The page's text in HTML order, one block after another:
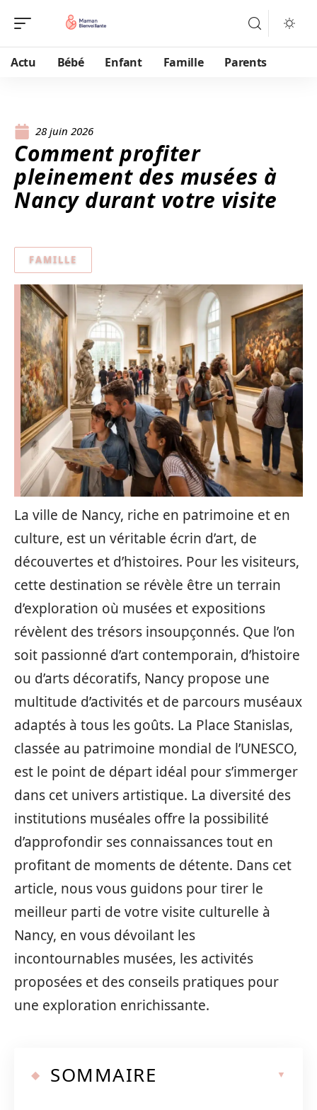
Actu Bébé Enfant Famille Parents
28 juin 2026
Comment profiter
pleinement des musées à
Nancy durant votre visite
FAMILLE
La ville de Nancy, riche en patrimoine et en
culture, est un véritable écrin d’art, de
découvertes et d’histoires. Pour les visiteurs,
cette destination se révèle être un terrain
d’exploration où musées et expositions
révèlent des trésors insoupçonnés. Que l’on
soit passionné d’art contemporain, d’histoire
ou d’arts décoratifs, Nancy propose une
multitude d’activités et de parcours muséaux
adaptés à tous les goûts. La Place Stanislas,
classée au patrimoine mondial de l’UNESCO,
est le point de départ idéal pour s’immerger
dans cet univers artistique. La diversité des
institutions muséales offre la possibilité
d’approfondir ses connaissances tout en
profitant de moments de détente. Dans cet
article, nous vous guidons pour tirer le
meilleur parti de votre visite culturelle à
Nancy, en vous dévoilant les
incontournables musées, les activités
proposées et des conseils pratiques pour
une exploration enrichissante.
SOMMAIRE